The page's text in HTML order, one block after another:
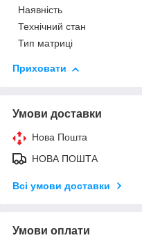
Наявність
Технічний стан
Тип матриці
Приховати
Умови доставки
Нова Пошта
НОВА ПОШТА
Всі умови доставки
Умови оплати